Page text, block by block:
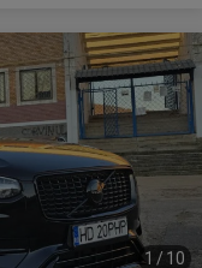
1 / 10